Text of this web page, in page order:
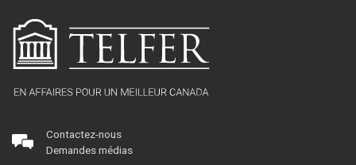
Contactez-nous
Demandes médias